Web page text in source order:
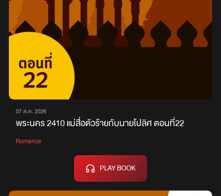
07 ส.ค. 2026
พระนคร 2410 แม่สื่อตัวร้ายกับนายโปลิศ ตอนที่22
Romance
PLAY BOOK